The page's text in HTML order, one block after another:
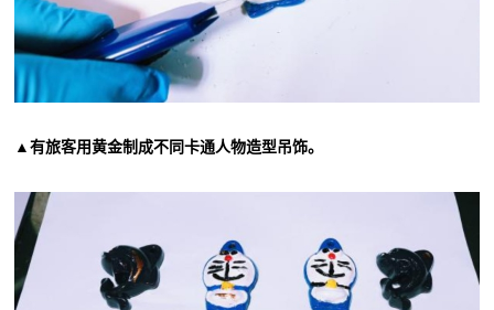
▲有旅客用黄金制成不同卡通人物造型吊饰。